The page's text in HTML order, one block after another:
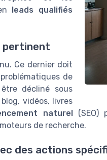
leads qualifiés
pertinent
Ce dernier doit
de
décliné sous
vidéos, livres
naturel(SEO)
de recherche.
des actions